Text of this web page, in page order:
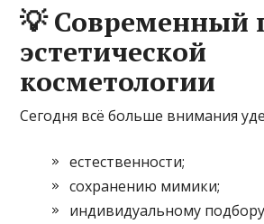
💡 Современный
эстетической
косметологии
Сегодня всё больше внимания
естественности;
сохранению мимики;
индивидуальному